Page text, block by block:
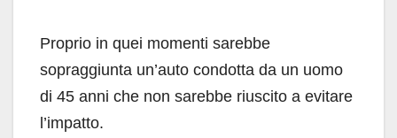
Proprio in quei momenti sarebbe
sopraggiunta un’auto condotta da un uomo
di 45 anni che non sarebbe riuscito a evitare
l’impatto.